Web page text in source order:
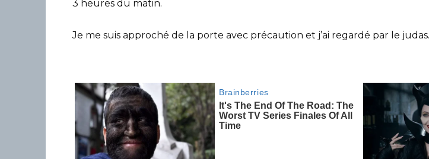
3 heures du matin.
Je me suis approché de la porte avec précaution et j’ai regardé par le judas.